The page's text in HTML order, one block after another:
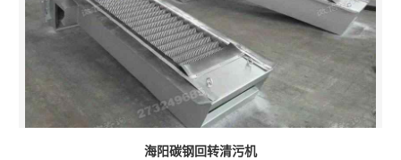
海阳碳钢回转清污机